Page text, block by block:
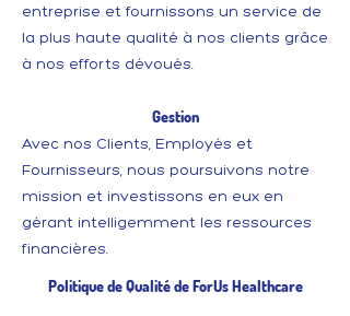
entreprise et fournissons un service de
la plus haute qualité à nos clients grâce
à nos efforts dévoués.
Gestion
Avec nos Clients, Employés et
Fournisseurs, nous poursuivons notre
mission et investissons en eux en
gérant intelligemment les ressources
financières.
Politique de Qualité de ForUs Healthcare